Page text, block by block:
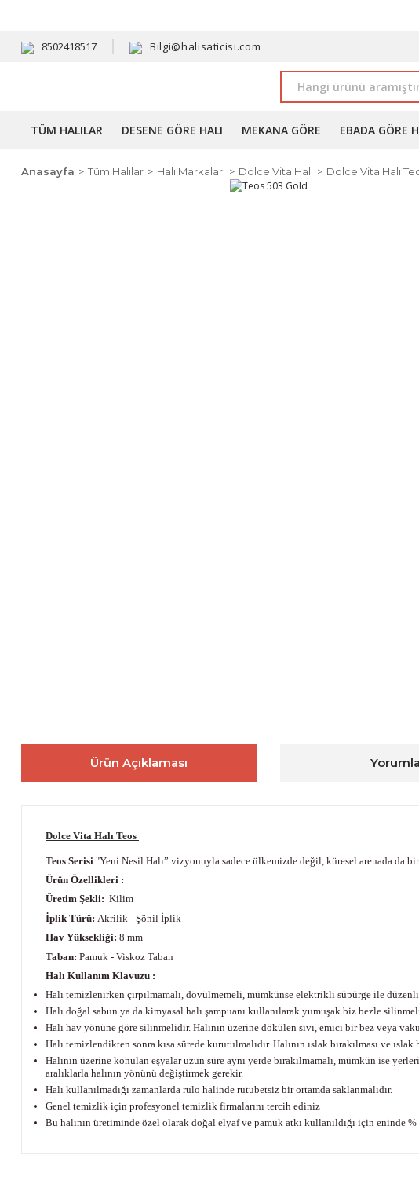
8502418517 Bilgi@halisaticisi.com
TÜM HALILAR DESENE GÖRE HALI MEKANA GÖRE EBADA GÖRE
Anasayfa Tüm Halılar Halı Markaları Dolce Vita Halı Dolce Vita Halı
Ürün Açıklaması
Dolce Vita Halı Teos
Teos Serisi "Yeni Nesil Halı” vizyonuyla sadece ülkemizde değil, küresel arenada da
Ürün Özellikleri :
Üretim Şekli: Kilim
İplik Türü: Akrilik - Şönil İplik
Hav Yüksekliği: 8 mm
Taban: Pamuk - Viskoz Taban
Halı Kullanım Klavuzu :
Halı temizlenirken çırpılmamalı, dövülmemeli, mümkünse elektrikli süpürge ile
Halı doğal sabun ya da kimyasal halı şampuanı kullanılarak yumuşak biz bezle
Halı hav yönüne göre silinmelidir. Halının üzerine dökülen sıvı, emici bir bez veya
Halı temizlendikten sonra kısa sürede kurutulmalıdır. Halının ıslak bırakılması ve
Halının üzerine konulan eşyalar uzun süre aynı yerde bırakılmamalı, mümkün ise
aralıklarla halının yönünü değiştirmek gerekir.
Halı kullanılmadığı zamanlarda rulo halinde rutubetsiz bir ortamda saklanmalıdır.
Genel temizlik için profesyonel temizlik firmalarını tercih ediniz
Bu halının üretiminde özel olarak doğal elyaf ve pamuk atkı kullanıldığı için eninde